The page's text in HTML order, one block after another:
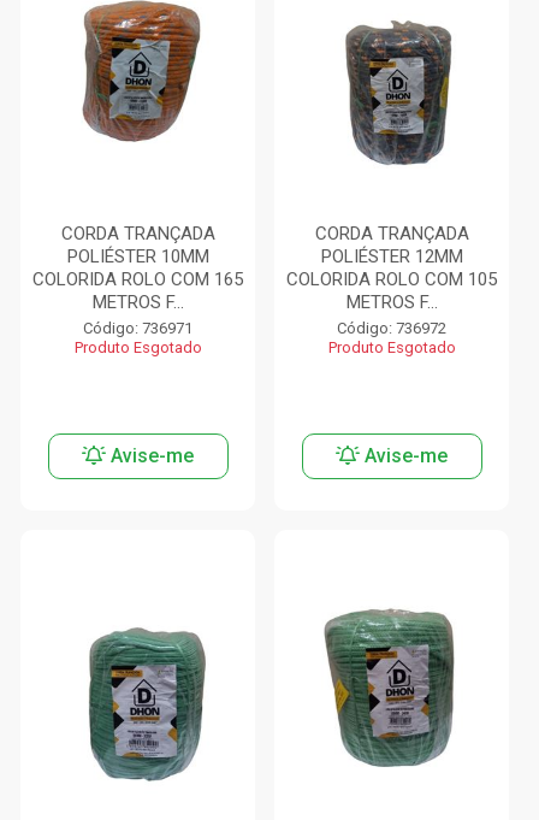
CORDA TRANÇADA
POLIÉSTER 10MM
COLORIDA ROLO COM 165
METROS F...
Código: 736971
Produto Esgotado
Avise-me
CORDA TRANÇADA
POLIÉSTER 12MM
COLORIDA ROLO COM 105
METROS F...
Código: 736972
Produto Esgotado
Avise-me